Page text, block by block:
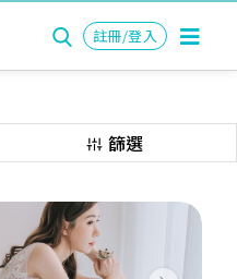
註冊/登入
篩選